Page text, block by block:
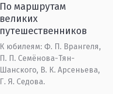
По маршрутам
великих
путешественников
К юбилеям: Ф. П. Врангеля,
П. П. Семёнова-Тян-
Шанского, В. К. Арсеньева,
Г. Я. Седова.